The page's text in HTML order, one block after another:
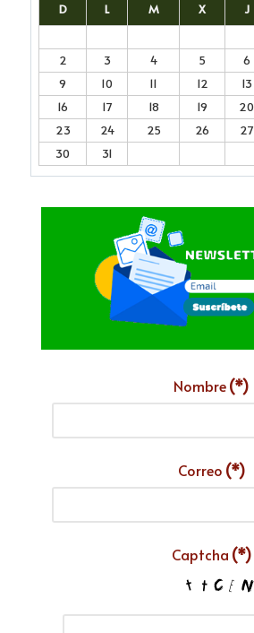
D L M X J
2
3 4 5 6
9
10 11 12 13
16
17 18 19 20
23
24 25 26 27
30
31
Nombre(*)
Correo (*)
Captcha (*)